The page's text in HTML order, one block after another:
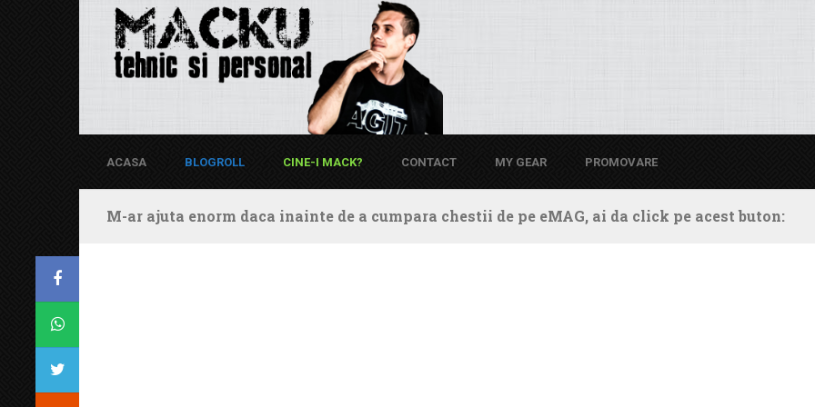
ACASA BLOGROLL CINE-I MACK? CONTACT MY GEAR PROMOVARE
M-ar ajuta enorm daca inainte de a cumpara chestii de pe eMAG, ai da click pe acest buton: